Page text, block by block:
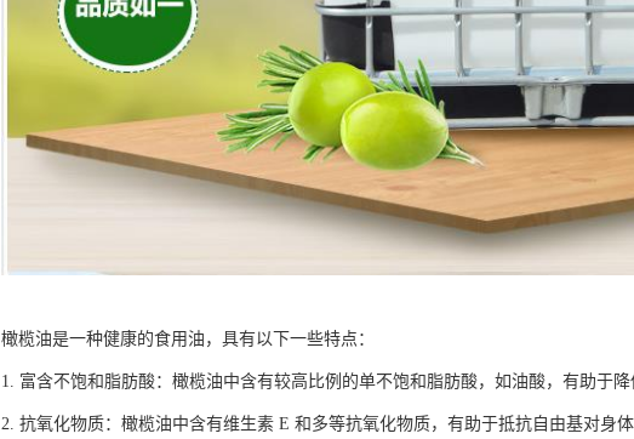
橄榄油是一种健康的食用油，具有以下一些特点：
1. 富含不饱和脂肪酸：橄榄油中含有较高比例的单不饱和脂肪酸，如油酸，有助于
2. 抗氧化物质：橄榄油中含有维生素 E 和多等抗氧化物质，有助于抵抗自由基对身